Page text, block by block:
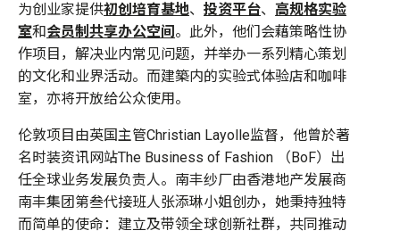
为创业家提供初创培育基地、 投资平台、 高规格实验
室和会员制共享办公空间 。此外，他们会藉策略性协
作项目，解决业内常见问题，并举办一系列精心策划
的文化和业界活动。而建築内的实验式体验店和咖啡
室，亦将开放给公众使用。
伦敦项目由英国主管Christian Layolle监督，他曾於著
名时装资讯网站The Business of Fashion （BoF）出
任全球业务发展负责人。南丰纱厂由香港地产发展商
南丰集团第叁代接班人张添琳小姐创办，她秉持独特
而简单的使命：建立及带领全球创新社群，共同推动